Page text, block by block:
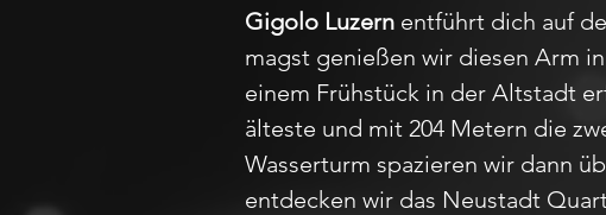
Gigolo Luzern entführt dich auf
magst genießen wir diesen Arm
einem Frühstück in der Altstadt
älteste und mit 204 Metern die
Wasserturm spazieren wir dann
entdecken wir das Neustadt